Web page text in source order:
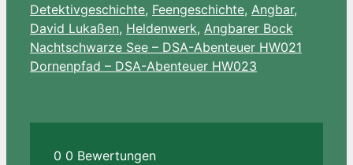
Detektivgeschichte, Feengeschichte, Angbar,
David Lukaßen, Heldenwerk, Angbarer Bock
Nachtschwarze See – DSA-Abenteuer HW021
Dornenpfad – DSA-Abenteuer HW023
0 0 Bewertungen